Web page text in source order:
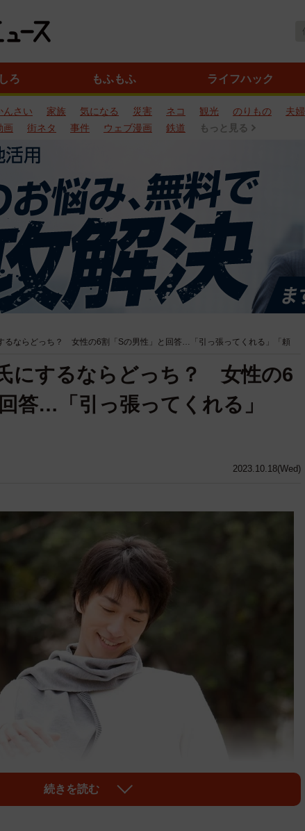
ろ もふもふ ライフハック
んさい 家族 気になる 災害 ネコ 観光 のりもの 夫婦
画 街ネタ 事件 ウェブ漫画 鉄道 もっと見る
るならどっち？ 女性の6割「Sの男性」と回答…「引っ張ってくれる」「頼
2023.10.18(Wed)
氏にするならどっち？ 女性の6
答…「引っ張ってくれる」
続きを読む